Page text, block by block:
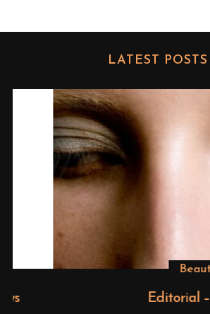
LATEST POSTS
Beauty
Editorial – Venus